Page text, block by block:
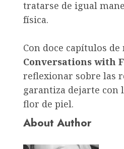
tratarse de igual
física.
Con doce capítulos
Conversations with
reflexionar sobre las
garantiza dejarte con
flor de piel.
About Author